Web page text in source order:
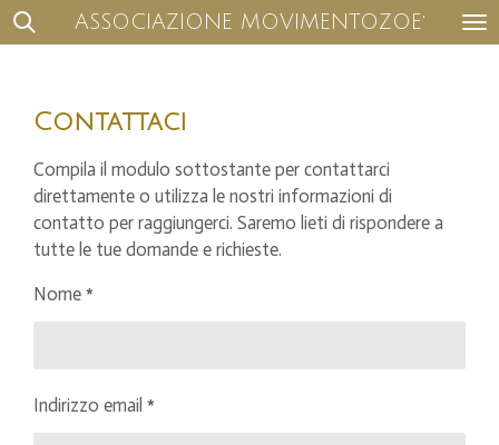
Vai
al
ASSOCIAZIONE MOVIMENTOZOE'
Contattaci
Compila il modulo sottostante per contattarci
direttamente o utilizza le nostri informazioni di
contatto per raggiungerci. Saremo lieti di rispondere a
tutte le tue domande e richieste.
Nome *
Indirizzo email *